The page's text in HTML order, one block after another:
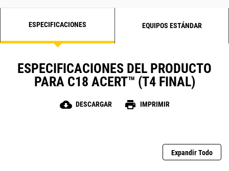
ESPECIFICACIONES EQUIPOS ESTÁNDAR
ESPECIFICACIONES DEL PRODUCTO
PARA C18 ACERT™ (T4 FINAL)
cloud_download DESCARGAR print IMPRIMIR
Expandir Todo